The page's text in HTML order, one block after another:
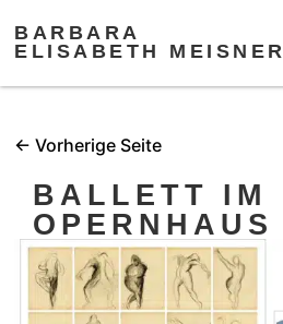
BARBARA
ELISABETH MEISNER
← Vorherige Seite
BALLETT IM
OPERNHAUS